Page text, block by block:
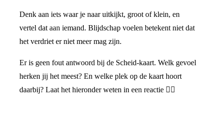
Denk aan iets waar je naar uitkijkt, groot of klein, en
vertel dat aan iemand. Blijdschap voelen betekent niet dat
het verdriet er niet meer mag zijn.
Er is geen fout antwoord bij de Scheid-kaart. Welk gevoel
herken jij het meest? En welke plek op de kaart hoort
daarbij? Laat het hieronder weten in een reactie 👇🏼